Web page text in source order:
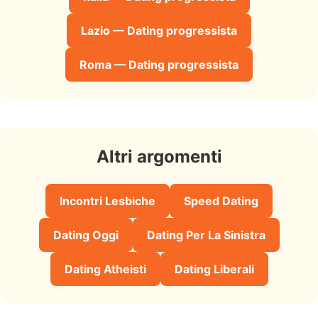
Lazio — Dating progressista
Roma — Dating progressista
Altri argomenti
Incontri Lesbiche Speed Dating
Dating Oggi Dating Per La Sinistra
Dating Atheisti Dating Liberali